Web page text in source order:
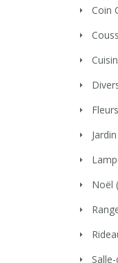
Coin
Fleurs
Jardin
Noël